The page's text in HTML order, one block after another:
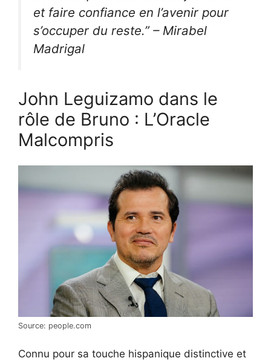
et faire confiance en l’avenir pour
s’occuper du reste.” – Mirabel
Madrigal
John Leguizamo dans le
rôle de Bruno : L’Oracle
Malcompris
Source: people.com
Connu pour sa touche hispanique distinctive et